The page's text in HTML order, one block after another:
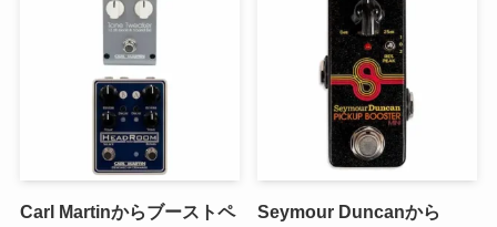
Carl Martinからブーストペ
Seymour Duncanから